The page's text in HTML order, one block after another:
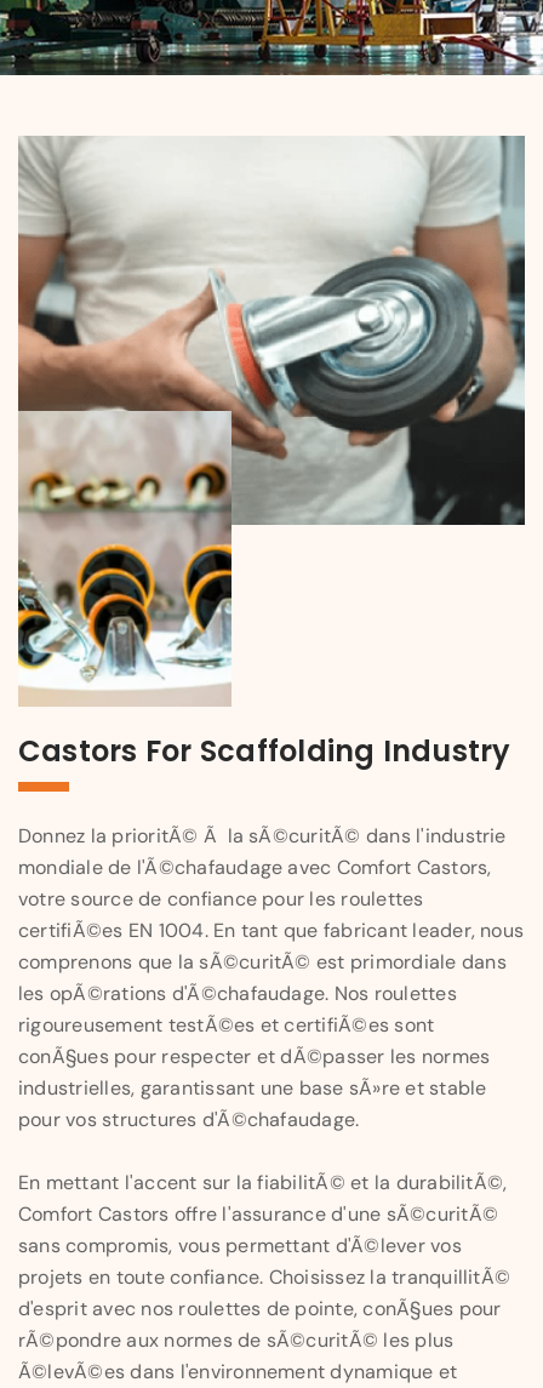
Castors For Scaffolding Industry
Donnez la prioritÃ© Ã la sÃ©curitÃ© dans l'industrie
mondiale de l'Ã©chafaudage avec Comfort Castors,
votre source de confiance pour les roulettes
certifiÃ©es EN 1004. En tant que fabricant leader, nous
comprenons que la sÃ©curitÃ© est primordiale dans
les opÃ©rations d'Ã©chafaudage. Nos roulettes
rigoureusement testÃ©es et certifiÃ©es sont
conÃ§ues pour respecter et dÃ©passer les normes
industrielles, garantissant une base sÃ»re et stable
pour vos structures d'Ã©chafaudage.
En mettant l'accent sur la fiabilitÃ© et la durabilitÃ©,
Comfort Castors offre l'assurance d'une sÃ©curitÃ©
sans compromis, vous permettant d'Ã©lever vos
projets en toute confiance. Choisissez la tranquillitÃ©
d'esprit avec nos roulettes de pointe, conÃ§ues pour
rÃ©pondre aux normes de sÃ©curitÃ© les plus
Ã©levÃ©es dans l'environnement dynamique et